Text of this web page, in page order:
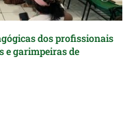
dos profissionais
e garimpeiras de